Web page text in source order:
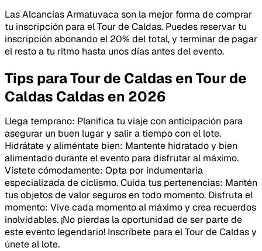
Las Alcancías Armatuvaca son la mejor forma de comprar
tu inscripción para el Tour de Caldas. Puedes reservar tu
inscripción abonando el 20% del total, y terminar de pagar
el resto a tu ritmo hasta unos días antes del evento.
Tips para Tour de Caldas en Tour de
Caldas Caldas en 2026
Llega temprano: Planifica tu viaje con anticipación para
asegurar un buen lugar y salir a tiempo con el lote.
Hidrátate y aliméntate bien: Mantente hidratado y bien
alimentado durante el evento para disfrutar al máximo.
Vístete cómodamente: Opta por indumentaria
especializada de ciclismo. Cuida tus pertenencias: Mantén
tus objetos de valor seguros en todo momento. Disfruta el
momento: Vive cada momento al máximo y crea recuerdos
inolvidables. ¡No pierdas la oportunidad de ser parte de
este evento legendario! Inscríbete para el Tour de Caldas y
únete al lote.